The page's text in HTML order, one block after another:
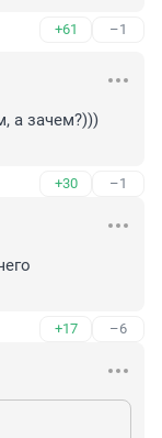
+61 –1
а зачем?)))
+30 –1
+17 –6